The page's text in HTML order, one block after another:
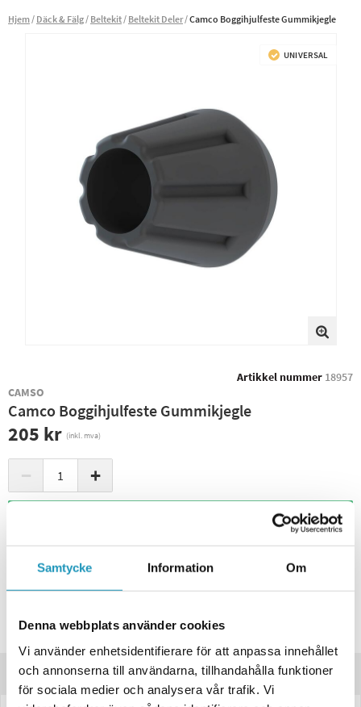
Samtycke Information Om
Denna webbplats använder cookies
Vi använder enhetsidentifierare för att anpassa innehållet
och annonserna till användarna, tillhandahålla funktioner
för sociala medier och analysera vår trafik. Vi
Hjem Däck & Fälg Beltekit Beltekit Deler Camco Boggihjulfeste Gummikjegle
UNIVERSAL
Artikkel nummer 18957
CAMSO
Camco Boggihjulfeste Gummikjegle
205 kr (inkl. mva)
− +
Leverings- og returinformasjon
Spørsmål om produktet?
Produktbeskrivelse